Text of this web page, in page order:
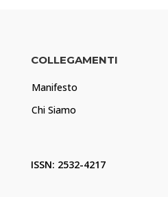
COLLEGAMENTI
Manifesto
Chi Siamo
ISSN: 2532-4217